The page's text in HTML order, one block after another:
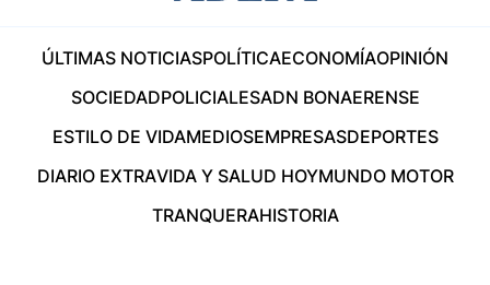
ÚLTIMAS NOTICIASPOLÍTICAECONOMÍAOPINIÓN
SOCIEDADPOLICIALESADN BONAERENSE
ESTILO DE VIDAMEDIOSEMPRESASDEPORTES
DIARIO EXTRAVIDA Y SALUD HOYMUNDO MOTOR
TRANQUERAHISTORIA